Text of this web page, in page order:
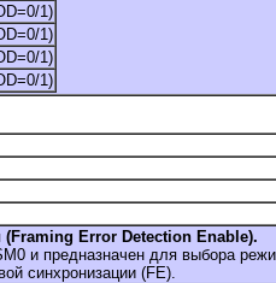
1)
1)
1)
1)
Error Detection Enable).
и предназначен для выбора
синхронизации (FE).